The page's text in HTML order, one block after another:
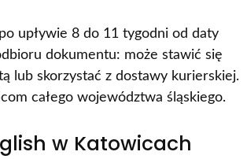
upływie 8 do 11 tygodni od daty
dokumentu: może stawić się
lub skorzystać z dostawy kurierskiej.
całego województwa śląskiego.
w Katowicach